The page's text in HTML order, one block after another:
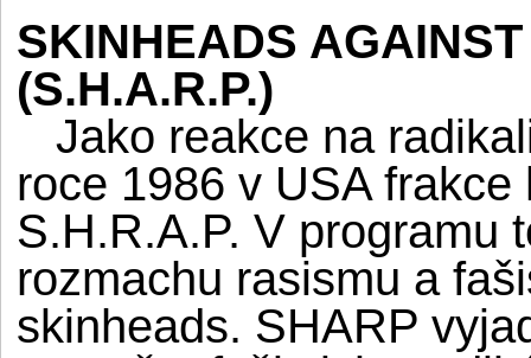
SKINHEADS
(S.H.A.R.P.)
Jako reakce na
roce 1986 v USA
S.H.R.A.P. V programu
rozmachu rasismu a
skinheads. SHARP